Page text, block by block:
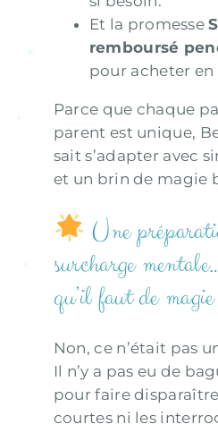
Et la promesse
remboursé
pour acheter
Parce que chaque
parent est unique,
sait s’adapter avec
et un brin de magie
Une
surcharge
qu’il faut de magie
Non, ce n’était pas
Il n’y a pas eu de
pour faire
courtes ni les